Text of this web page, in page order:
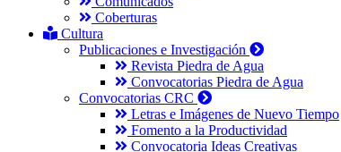
Coberturas
Cultura
Publicaciones e Investigación
Revista Piedra de Agua
Convocatorias Piedra de Agua
Convocatorias CRC
Letras e Imágenes de Nuevo Tiempo
Fomento a la Productividad
Convocatoria Ideas Creativas